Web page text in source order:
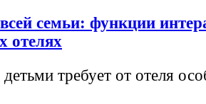
семьи: функции
отелях
требует от отеля